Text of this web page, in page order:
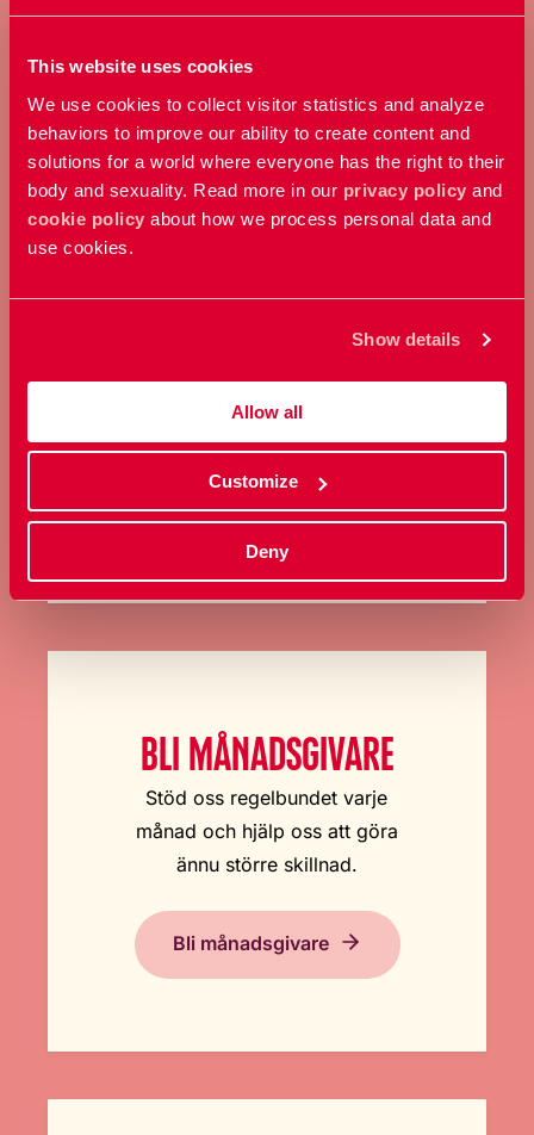
This website uses cookies
We use cookies to collect visitor statistics and analyze
behaviors to improve our ability to create content and
solutions for a world where everyone has the right to their
body and sexuality. Read more in our privacy policy and
cookie policy about how we process personal data and
use cookies.
Show details
Allow all
Customize
Deny
Bli medlem
Bidra med ett valfritt belopp och
stöd vårt arbete här och nu.
Ge en gåva
BLI MÅNADSGIVARE
Stöd oss regelbundet varje
månad och hjälp oss att göra
ännu större skillnad.
Bli månadsgivare